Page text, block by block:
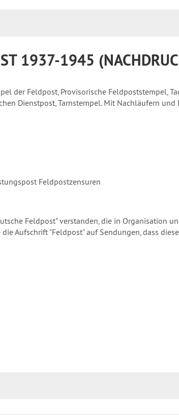
1937-1945
der Feldpost, Provisorische Feldpoststempel,
Dienstpost, Tarnstempel. Mit Nachläufern
Feldpostzensuren
Feldpost" verstanden, die in Organisation
Aufschrift "Feldpost" auf Sendungen, dass